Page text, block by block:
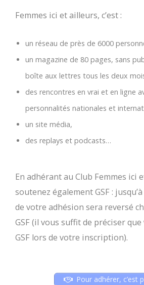
Femmes ici et ailleurs, c’est :
un réseau de près de 6000
un magazine de 80 pages, sans
boîte aux lettres tous les deux
des rencontres en vrai et en ligne
personnalités nationales et
un site média,
des replays et podcasts…
En adhérant au Club Femmes ici
soutenez également GSF :
de votre adhésion sera reversé
GSF (il vous suffit de préciser
GSF lors de votre inscription).
Pour adhérer, c’est